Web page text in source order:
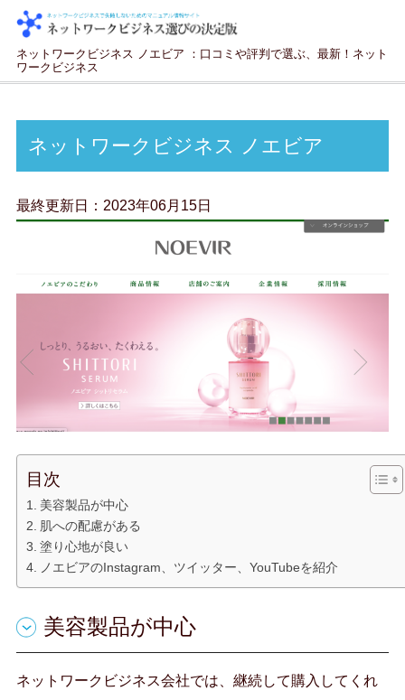
ネットワークビジネス ノエビア ：口コミや評判で選ぶ、最新！ネット
ワークビジネス
ネットワークビジネス ノエビア
最終更新日： 2023年06月15日
目次
美容製品が中心
肌への配慮がある
塗り心地が良い
ノエビアのInstagram、ツイッター、YouTubeを紹介
美容製品が中心
ネットワークビジネス会社では、継続して購入してくれ